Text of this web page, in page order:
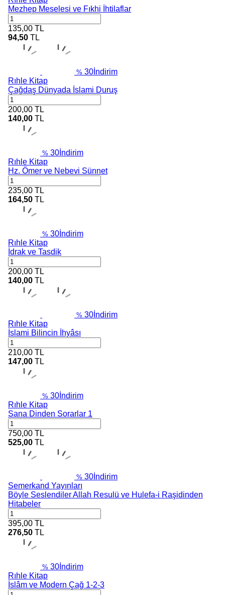
Mezhep Meselesi ve Fıkhi İhtilaflar
135,00 TL
94,50 TL
% 30 İndirim
Rıhle Kitap
Çağdaş Dünyada İslami Duruş
200,00 TL
140,00 TL
% 30 İndirim
Rıhle Kitap
Hz. Ömer ve Nebevi Sünnet
235,00 TL
164,50 TL
% 30 İndirim
Rıhle Kitap
İdrak ve Tasdik
200,00 TL
140,00 TL
% 30 İndirim
Rıhle Kitap
İslami Bilincin İhyâsı
210,00 TL
147,00 TL
% 30 İndirim
Rıhle Kitap
Sana Dinden Sorarlar 1
750,00 TL
525,00 TL
% 30 İndirim
Semerkand Yayınları
Böyle Seslendiler Allah Resulü ve Hulefa-i Raşidinden
Hitabeler
395,00 TL
276,50 TL
% 30 İndirim
Rıhle Kitap
İslâm ve Modern Çağ 1-2-3